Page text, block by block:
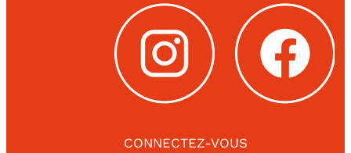
CONNECTEZ-VOUS